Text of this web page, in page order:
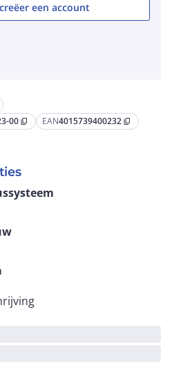
00 content_copy EAN4015739400232 content_copy
een account